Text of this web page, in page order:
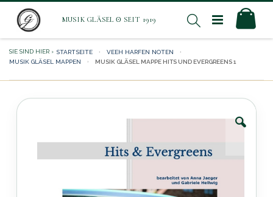
Direkt
zum
Suche
STARTSEITE
VEEH HARFEN NOTEN
MUSIK GLÄSEL MAPPEN
MUSIK GLÄSEL MAPPE HITS UND EVERGREENS 1
der